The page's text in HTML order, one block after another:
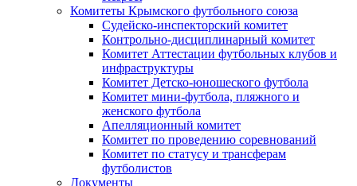
Комитеты Крымского футбольного союза
Судейско-инспекторский комитет
Контрольно-дисциплинарный комитет
Комитет Аттестации футбольных клубов и
инфраструктуры
Комитет Детско-юношеского футбола
Комитет мини-футбола, пляжного и
женского футбола
Апелляционный комитет
Комитет по проведению соревнований
Комитет по статусу и трансферам
футболистов
Документы